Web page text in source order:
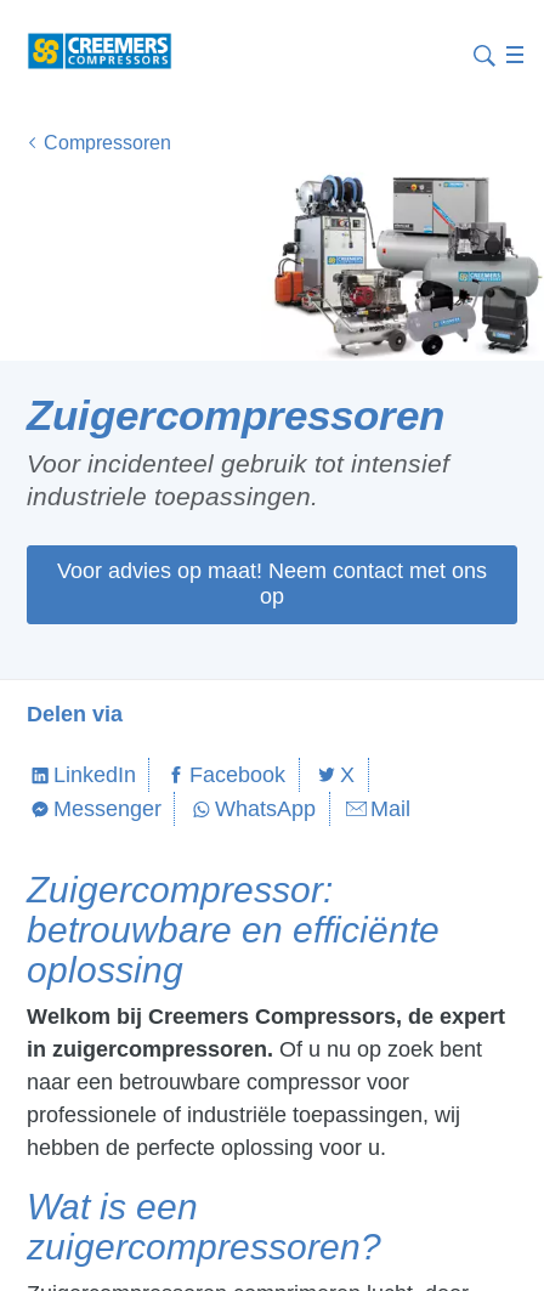
Compressoren
Zuigercompressoren
Voor incidenteel gebruik tot intensief
industriele toepassingen.
Voor advies op maat! Neem contact met ons
op
Delen via
LinkedIn Facebook
X
Messenger
WhatsApp Mail
Zuigercompressor:
betrouwbare en efficiënte
oplossing
Welkom bij Creemers Compressors, de expert
in zuigercompressoren. Of u nu op zoek bent
naar een betrouwbare compressor voor
professionele of industriële toepassingen, wij
hebben de perfecte oplossing voor u.
Wat is een
zuigercompressoren?